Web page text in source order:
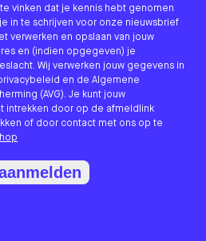
vinken dat je kennis hebt genomen
in te schrijven voor onze nieuwsbrief
verwerken en opslaan van jouw
en (indien opgegeven) je
Wij verwerken jouw gegevens in
en de Algemene
(AVG). Je kunt jouw
intrekken door op de afmeldlink
of door contact met ons op te